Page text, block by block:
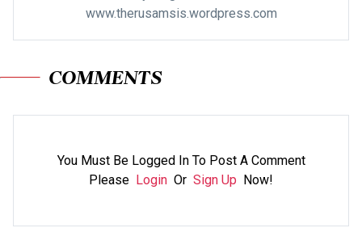
www.therusamsis.wordpress.com
COMMENTS
You Must Be Logged In To Post A Comment
Please Login Or Sign Up Now!